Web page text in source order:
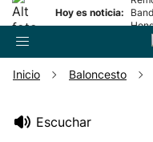
Hoy es noticia:
Inicio Baloncesto
Escuchar